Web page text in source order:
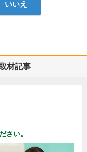
いいえ
材記事
さい。